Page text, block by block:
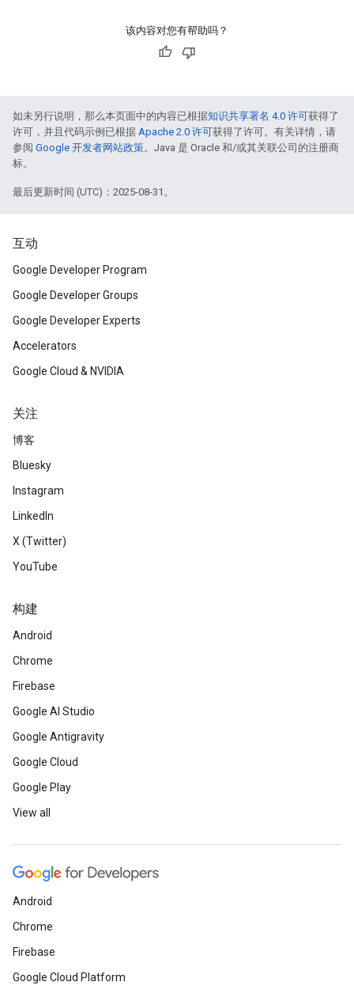
该内容对您有帮助吗？
如未另行说明，那么本页面中的内容已根据知识共享署名 4.0 许可获得了
许可，并且代码示例已根据 Apache 2.0 许可获得了许可。有关详情，请
参阅 Google 开发者网站政策。Java 是 Oracle 和/或其关联公司的注册商
标。
最后更新时间 (UTC)：2025-08-31。
互动
Google Developer Program
Google Developer Groups
Google Developer Experts
Accelerators
Google Cloud & NVIDIA
关注
博客
Bluesky
Instagram
LinkedIn
X (Twitter)
YouTube
构建
Android
Chrome
Firebase
Google AI Studio
Google Antigravity
Google Cloud
Google Play
View all
Android
Chrome
Firebase
Google Cloud Platform